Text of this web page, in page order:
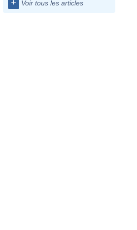
+ Voir tous les articles